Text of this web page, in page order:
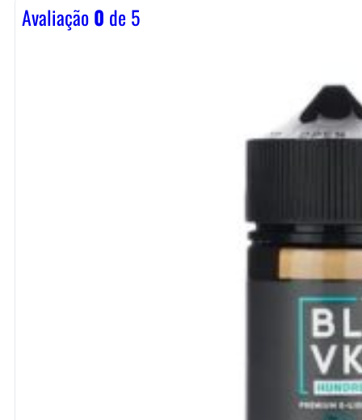
Avaliação0 de 5